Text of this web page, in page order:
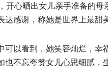
开心晒出女儿亲手准备的
达感谢，称她是世界上最甜
可以看到，她笑容灿烂，
也不忘夸赞女儿心思细腻